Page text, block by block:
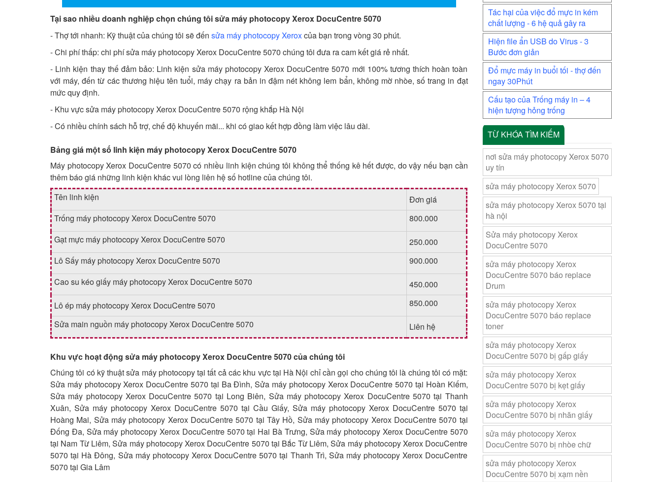
Tại sao nhiều doanh nghiệp chọn chúng tôi sửa máy photocopy Xerox DocuCentre 5070
- Thợ tới nhanh: Kỹ thuật của chúng tôi sẽ đến sửa máy photocopy Xeroxcủa bạn trong vòng 30 phút.
- Chi phí thấp: chi phí sửa máy photocopy Xerox DocuCentre 5070 chúng tôi đưa ra cam kết giá rẻ nhất.
- Linh kiện thay thế đảm bảo: Linh kiện sửa máy photocopy Xerox DocuCentre 5070 mới 100% tương thích hoàn toàn
với máy, đến từ các thương hiệu tên tuổi, máy chạy ra bản in đậm nét không lem bẩn, không mờ nhòe, số trang in đạt
mức quy định.
- Khu vực sửa máy photocopy Xerox DocuCentre 5070 rộng khắp Hà Nội
- Có nhiều chính sách hỗ trợ, chế độ khuyến mãi... khi có giao kết hợp đồng làm việc lâu dài.
Bảng giá một số linh kiện máy photocopy Xerox DocuCentre 5070
Máy photocopy Xerox DocuCentre 5070 có nhiều linh kiện chúng tôi không thể thống kê hết được, do vậy nếu bạn cần
thêm báo giá những linh kiện khác vui lòng liên hệ số hotline của chúng tôi.
Tên linh kiện
Đơn giá
Trống máy photocopy Xerox DocuCentre 5070
800.000
Gạt mực máy photocopy Xerox DocuCentre 5070
250.000
Lô Sấy máy photocopy Xerox DocuCentre 5070
900.000
Cao su kéo giấy máy photocopy Xerox DocuCentre 5070
450.000
Lô ép máy photocopy Xerox DocuCentre 5070
850.000
Sửa main nguồn máy photocopy Xerox DocuCentre 5070
Liên hệ
Khu vực hoạt động sửa máy photocopy Xerox DocuCentre 5070 của chúng tôi
Chúng tôi có kỹ thuật sửa máy photocopy tại tất cả các khu vực tại Hà Nội chỉ cần gọi cho chúng tôi là chúng tôi có mặt:
Sửa máy photocopy Xerox DocuCentre 5070 tại Ba Đình, Sửa máy photocopy Xerox DocuCentre 5070 tại Hoàn Kiếm,
Sửa máy photocopy Xerox DocuCentre 5070 tại Long Biên, Sửa máy photocopy Xerox DocuCentre 5070 tại Thanh
Xuân, Sửa máy photocopy Xerox DocuCentre 5070 tại Cầu Giấy, Sửa máy photocopy Xerox DocuCentre 5070 tại
Hoàng Mai, Sửa máy photocopy Xerox DocuCentre 5070 tại Tây Hồ, Sửa máy photocopy Xerox DocuCentre 5070 tại
Đống Đa, Sửa máy photocopy Xerox DocuCentre 5070 tại Hai Bà Trưng, Sửa máy photocopy Xerox DocuCentre 5070
tại Nam Từ Liêm, Sửa máy photocopy Xerox DocuCentre 5070 tại Bắc Từ Liêm, Sửa máy photocopy Xerox DocuCentre
5070 tại Hà Đông, Sửa máy photocopy Xerox DocuCentre 5070 tại Thanh Trì, Sửa máy photocopy Xerox DocuCentre
5070 tại Gia Lâm
Tác hại của việc đổ mực in kém
chất lượng - 6 hệ quả gây ra
Hiện file ẩn USB do Virus - 3
Bước đơn giản
Đổ mực máy in buổi tối - thợ đến
ngay 30Phút
Cấu tạo của Trống máy in – 4
hiện tượng hỏng trống
TỪ KHÓA TÌM KIẾM
nơi sửa máy photocopy Xerox 5070
uy tín
sửa máy photocopy Xerox 5070
sửa máy photocopy Xerox 5070 tại
hà nội
Sửa máy photocopy Xerox
DocuCentre 5070
sửa máy photocopy Xerox
DocuCentre 5070 báo replace
Drum
sửa máy photocopy Xerox
DocuCentre 5070 báo replace
toner
sửa máy photocopy Xerox
DocuCentre 5070 bị gấp giấy
sửa máy photocopy Xerox
DocuCentre 5070 bị kẹt giấy
sửa máy photocopy Xerox
DocuCentre 5070 bị nhăn giấy
sửa máy photocopy Xerox
DocuCentre 5070 bị nhòe chữ
sửa máy photocopy Xerox
DocuCentre 5070 bị xạm nền